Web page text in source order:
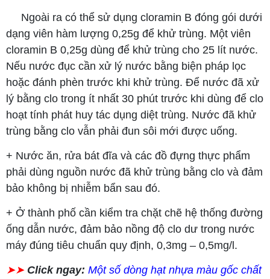
Ngoài ra có thể sử dụng cloramin B đóng gói dưới
dạng viên hàm lượng 0,25g để khử trùng. Một viên
cloramin B 0,25g dùng để khử trùng cho 25 lít nước.
Nếu nước đục cần xử lý nước bằng biện pháp lọc
hoặc đánh phèn trước khi khử trùng. Để nước đã xử
lý bằng clo trong ít nhất 30 phút trước khi dùng để clo
hoạt tính phát huy tác dụng diệt trùng. Nước đã khử
trùng bằng clo vẫn phải đun sôi mới được uống.
+ Nước ăn, rửa bát đĩa và các đồ đựng thực phẩm
phải dùng nguồn nước đã khử trùng bằng clo và đảm
bảo không bị nhiễm bẩn sau đó.
+ Ở thành phố cần kiểm tra chặt chẽ hệ thống đường
ống dẫn nước, đảm bảo nồng độ clo dư trong nước
máy đúng tiêu chuẩn quy định, 0,3mg – 0,5mg/l.
➤➤ Click ngay: Một số dòng hạt nhựa màu gốc chất